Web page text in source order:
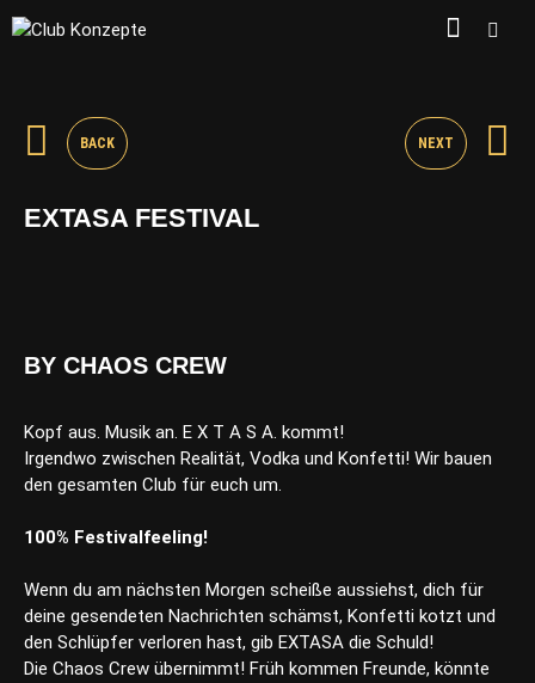
BACK NEXT
EXTASA FESTIVAL
BY CHAOS CREW
Kopf aus. Musik an. E X T A S A. kommt!
Irgendwo zwischen Realität, Vodka und Konfetti! Wir bauen
den gesamten Club für euch um.
100% Festivalfeeling!
Wenn du am nächsten Morgen scheiße aussiehst, dich für
deine gesendeten Nachrichten schämst, Konfetti kotzt und
den Schlüpfer verloren hast, gib EXTASA die Schuld!
Die Chaos Crew übernimmt! Früh kommen Freunde, könnte